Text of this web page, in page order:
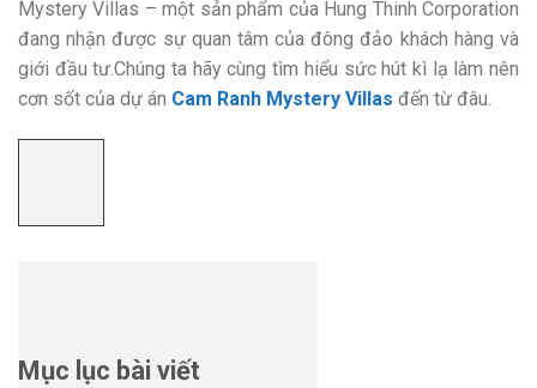
Mystery Villas – một sản phẩm của Hung Thinh Corporation
đang nhận được sự quan tâm của đông đảo khách hàng và
giới đầu tư.Chúng ta hãy cùng tìm hiểu sức hút kì lạ làm nên
cơn sốt của dự án Cam Ranh Mystery Villas đến từ đâu.
Mục lục bài viết